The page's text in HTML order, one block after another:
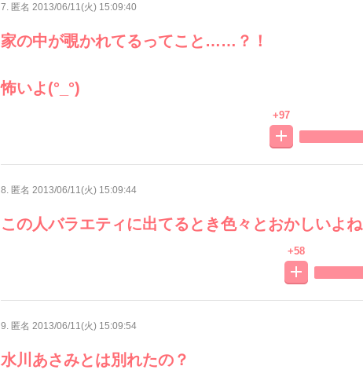
7. 匿名 2013/06/11(火) 15:09:40
家の中が覗かれてるってこと……？！
怖いよ(°_°)
+97
8. 匿名 2013/06/11(火) 15:09:44
この人バラエティに出てるとき色々とおかしいよね
+58
9. 匿名 2013/06/11(火) 15:09:54
水川あさみとは別れたの？